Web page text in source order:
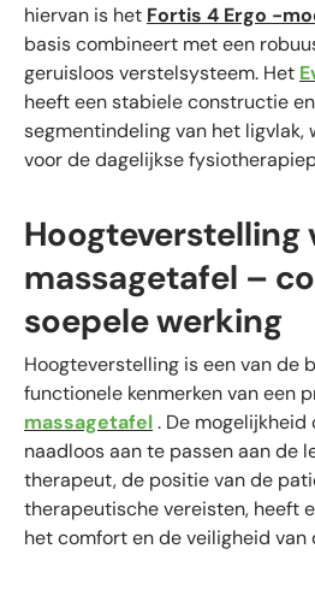
hiervan is het Fortis 4 Ergo -
basis combineert met een
geruisloos verstelsysteem. Het
heeft een stabiele constructie
segmentindeling van het ligvlak,
voor de dagelijkse
Hoogteverstelling
massagetafel –
soepele werking
Hoogteverstelling is een van de
functionele kenmerken van een
massagetafel. De mogelijkheid
naadloos aan te passen aan de
therapeut, de positie van de
therapeutische vereisten, heeft
het comfort en de veiligheid van